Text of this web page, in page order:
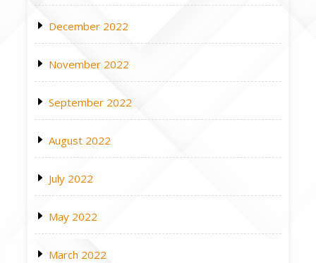
December 2022
November 2022
September 2022
August 2022
July 2022
May 2022
March 2022